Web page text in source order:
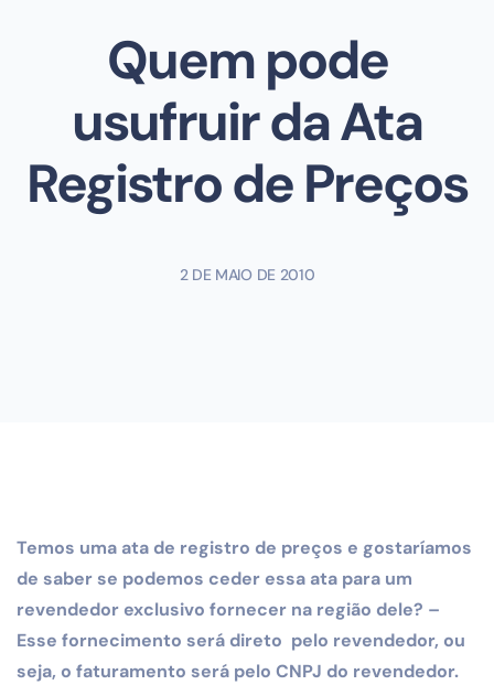
Quem pode
usufruir da Ata
Registro de Preços
2 DE MAIO DE 2010
Temos uma ata de registro de preços e gostaríamos
de saber se podemos ceder essa ata para um
revendedor exclusivo fornecer na região dele? –
Esse fornecimento será direto pelo revendedor, ou
seja, o faturamento será pelo CNPJ do revendedor.